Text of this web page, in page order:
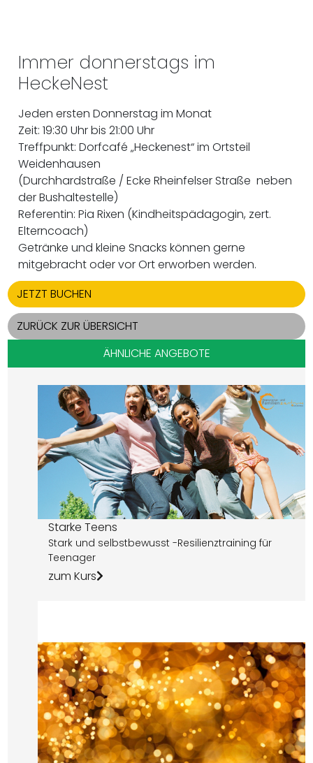
ÄHNLICHE ANGEBOTE
Starke Teens
Stark und selbstbewusst -Resilienztraining für
Teenager
zum Kurs
Immer donnerstags im
HeckeNest
Jeden ersten Donnerstag im Monat
Zeit: 19:30 Uhr bis 21:00 Uhr
Treffpunkt: Dorfcafé „Heckenest“ im Ortsteil
Weidenhausen
(Durchhardstraße / Ecke Rheinfelser Straße ­ neben
der Bushaltestelle)
Referentin: Pia Rixen (Kindheitspädagogin, zert.
Elterncoach)
Getränke und kleine Snacks können gerne
mitgebracht oder vor Ort erworben werden.
JETZT BUCHEN
ZURÜCK ZUR ÜBERSICHT